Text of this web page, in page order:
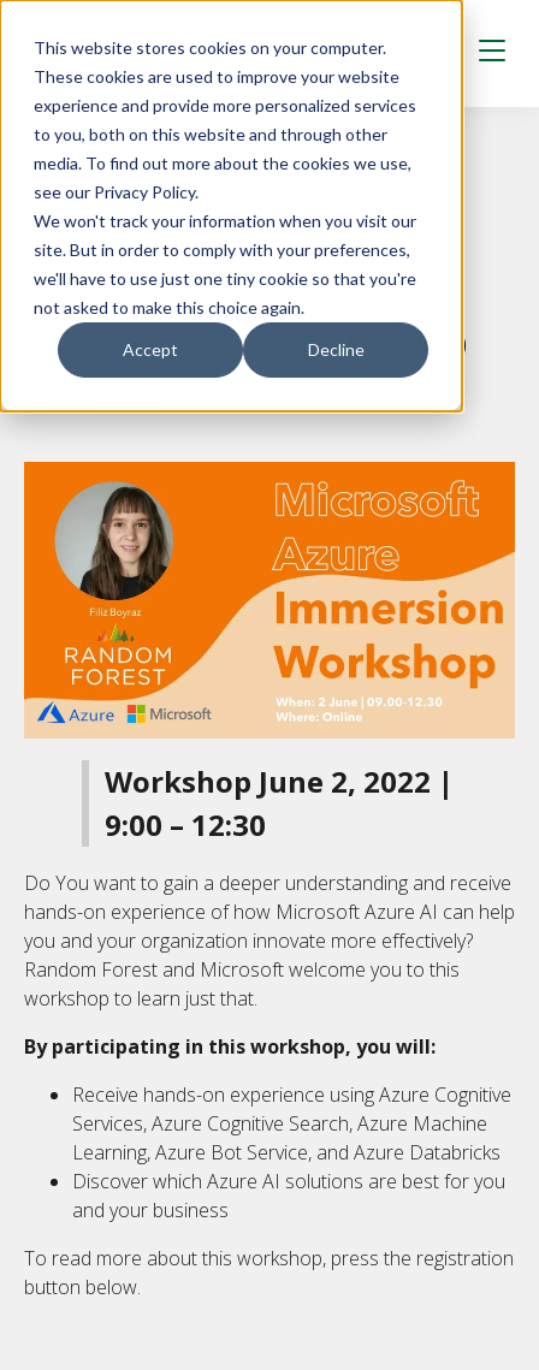
This website stores cookies on your computer.
These cookies are used to improve your website
experience and provide more personalized services
to you, both on this website and through other
media. To find out more about the cookies we use,
see our Privacy Policy.
We won't track your information when you visit our
site. But in order to comply with your preferences,
we'll have to use just one tiny cookie so that you're
not asked to make this choice again.
Accept Decline
NYHETER
Microsoft Azure
Immersion Workshop
MAR 16, 2022
Workshop June 2, 2022 |
9:00 – 12:30
Do You want to gain a deeper understanding and receive
hands-on experience of how Microsoft Azure AI can help
you and your organization innovate more effectively?
Random Forest and Microsoft welcome you to this
workshop to learn just that.
By participating in this workshop, you will:
Receive hands-on experience using Azure Cognitive
Services, Azure Cognitive Search, Azure Machine
Learning, Azure Bot Service, and Azure Databricks
Discover which Azure AI solutions are best for you
and your business
To read more about this workshop, press the registration
button below.